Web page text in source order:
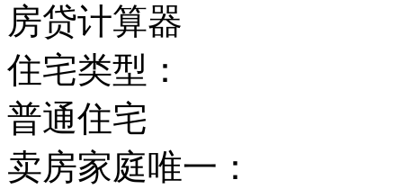
房贷计算器
住宅类型：
普通住宅
卖房家庭唯一：